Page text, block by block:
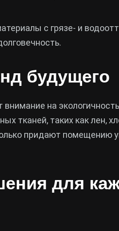
с грязе- и
будущего
на
тканей, таких как лен,
придают помещению
для